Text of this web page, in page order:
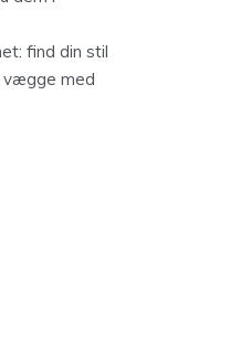
find din stil
vægge med